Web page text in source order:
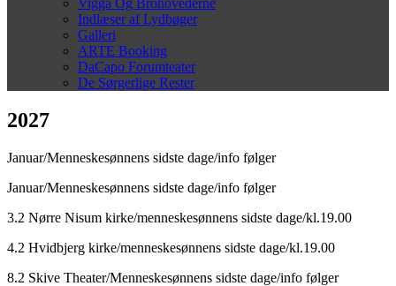
Indlæser af Lydbøger
Galleri
ARTE Booking
DaCapo Forumteater
De Sørgerlige Rester
2027
Januar/Menneskesønnens sidste dage/info følger
Januar/Menneskesønnens sidste dage/info følger
3.2 Nørre Nisum kirke/menneskesønnens sidste dage/kl.19.00
4.2 Hvidbjerg kirke/menneskesønnens sidste dage/kl.19.00
8.2 Skive Theater/Menneskesønnens sidste dage/info følger